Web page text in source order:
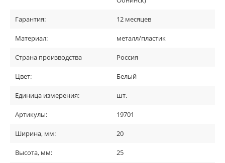
Гарантия: 12 месяцев
Материал: металл/пластик
Страна производства Россия
Цвет: Белый
Единица измерения: шт.
Артикулы: 19701
Ширина, мм: 20
Высота, мм: 25